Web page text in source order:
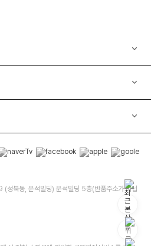
북동, 운석빌딩) 운석빌딩 5층(반품주소가 아닙